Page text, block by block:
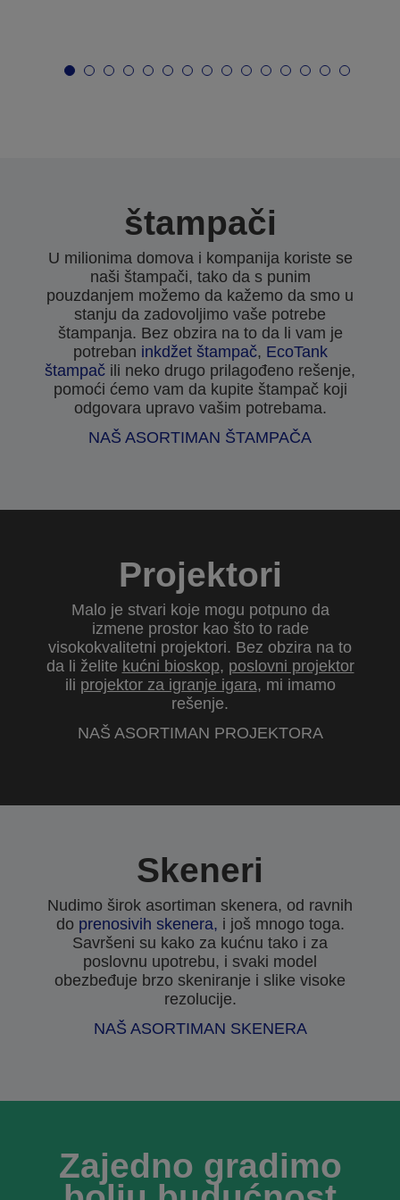
štampači
U milionima domova i kompanija koriste se
naši štampači, tako da s punim
pouzdanjem možemo da kažemo da smo u
stanju da zadovoljimo vaše potrebe
štampanja. Bez obzira na to da li vam je
potreban inkdžet štampač, EcoTank
štampač ili neko drugo prilagođeno rešenje,
pomoći ćemo vam da kupite štampač koji
odgovara upravo vašim potrebama.
NAŠ ASORTIMAN ŠTAMPAČA
Projektori
Malo je stvari koje mogu potpuno da
izmene prostor kao što to rade
visokokvalitetni projektori. Bez obzira na to
da li želite kućni bioskop, poslovni projektor
ili projektor za igranje igara, mi imamo
rešenje.
NAŠ ASORTIMAN PROJEKTORA
Skeneri
Nudimo širok asortiman skenera, od ravnih
do prenosivih skenera, i još mnogo toga.
Savršeni su kako za kućnu tako i za
poslovnu upotrebu, i svaki model
obezbeđuje brzo skeniranje i slike visoke
rezolucije.
NAŠ ASORTIMAN SKENERA
Zajedno gradimo